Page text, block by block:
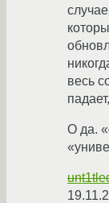
весь
О да.